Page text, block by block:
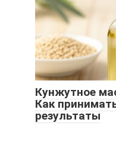
Кунжутное
Как
результаты